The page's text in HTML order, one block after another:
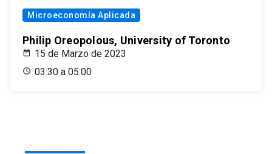
Microeconomía Aplicada
Philip Oreopolous, University of Toronto
15 de Marzo de 2023
03:30 a 05:00